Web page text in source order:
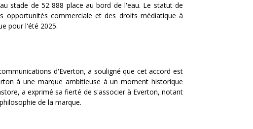
stade de 52 888 place au bord de l'eau. Le statut de
opportunités commerciale et des droits médiatique à
pour l'été 2025.
d'Everton, a souligné que cet accord est
à une marque ambitieuse à un moment historique
a exprimé sa fierté de s'associer à Everton, notant
de la marque.